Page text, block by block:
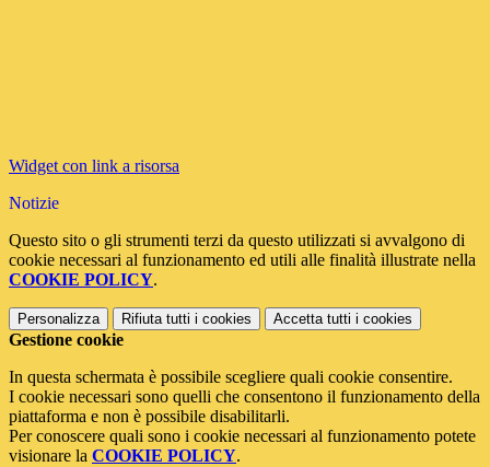
Widget con link a risorsa
Notizie
Questo sito o gli strumenti terzi da questo utilizzati si avvalgono di
cookie necessari al funzionamento ed utili alle finalità illustrate nella
COOKIE POLICY.
Personalizza Rifiuta tutti i cookies Accetta tutti i cookies
Gestione cookie
In questa schermata è possibile scegliere quali cookie consentire.
I cookie necessari sono quelli che consentono il funzionamento della
piattaforma e non è possibile disabilitarli.
Per conoscere quali sono i cookie necessari al funzionamento potete
visionare la COOKIE POLICY.